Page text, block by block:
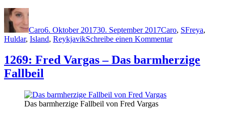
Autor
Caro6. Oktober 201730. September 2017Caro, SFreya,
Huldar, Island, ReykjavikSchreibe einen Kommentarzu
Yrsa
Sigurdardóttir
1269: Fred Vargas – Das barmherzige
Fallbeil
Das barmherzige Fallbeil von Fred Vargas